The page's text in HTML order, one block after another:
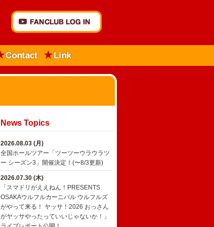
News Topics
2026.08.03 (月)
全国ホールツアー「ツーツーウラウラツ
ー シーズン3」開催決定！(〜8/3更新)
2026.07.30 (木)
「スマドリがええねん！PRESENTS
OSAKAウルフルカーニバル ウルフルズ
がやって来る！ ヤッサ！2026 おっさん
がヤッサやったっていいじゃないか！」